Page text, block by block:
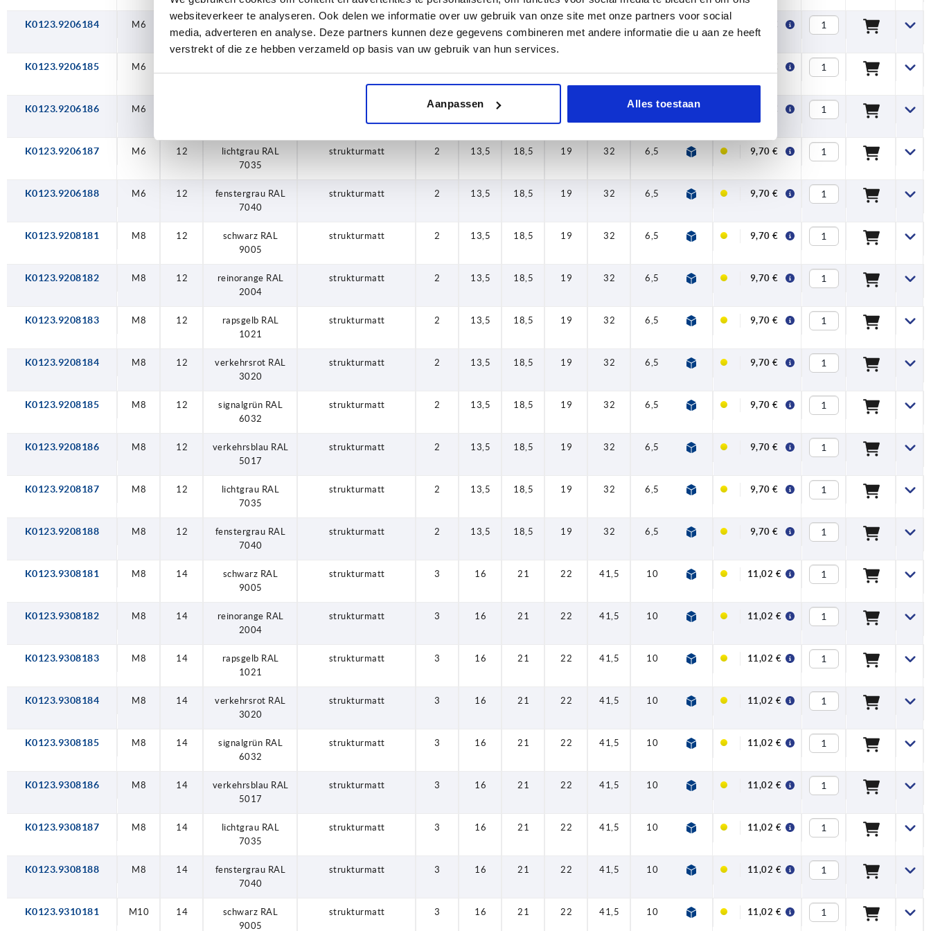
websiteverkeer te analyseren. Ook delen we informatie over uw gebruik van onze site met onze partners voor social
media, adverteren en analyse. Deze partners kunnen deze gegevens combineren met andere informatie die u aan ze heeft
verstrekt of die ze hebben verzameld op basis van uw gebruik van hun services.
Aanpassen Alles toestaan
K0123.9206184 M6
verkehrsrot RAL
3020
13,5 45,5 65 74,5 9,5
9,70 €
K0123.9206185 M6 45,5 65 74,5 9,5
9,70 €
K0123.9206186 M6 2 13,5 6,5 17,5 45,5 65 74,5 9,5
9,70 €
K0123.9206187 M6 12
lichtgrau RAL
7035
strukturmatt 2 13,5 18,5 19 32 6,5 17,5 45,5 65 74,5 9,5
9,70 €
K0123.9206188 M6 12
fenstergrau RAL
7040
strukturmatt 2 13,5 18,5 19 32 6,5 17,5 45,5 65 74,5 9,5
9,70 €
K0123.9208181 M8 12
schwarz RAL
9005
strukturmatt 2 13,5 18,5 19 32 6,5 17,5 45,5 65 74,5 9,5
9,70 €
K0123.9208182 M8 12
reinorange RAL
2004
strukturmatt 2 13,5 18,5 19 32 6,5 17,5 45,5 65 74,5 9,5
9,70 €
K0123.9208183 M8 12
rapsgelb RAL
1021
strukturmatt 2 13,5 18,5 19 32 6,5 17,5 45,5 65 74,5 9,5
9,70 €
K0123.9208184 M8 12
verkehrsrot RAL
3020
strukturmatt 2 13,5 18,5 19 32 6,5 17,5 45,5 65 74,5 9,5
9,70 €
K0123.9208185 M8 12
signalgrün RAL
6032
strukturmatt 2 13,5 18,5 19 32 6,5 17,5 45,5 65 74,5 9,5
9,70 €
K0123.9208186 M8 12
verkehrsblau RAL
5017
strukturmatt 2 13,5 18,5 19 32 6,5 17,5 45,5 65 74,5 9,5
9,70 €
K0123.9208187 M8 12
lichtgrau RAL
7035
strukturmatt 2 13,5 18,5 19 32 6,5 17,5 45,5 65 74,5 9,5
9,70 €
K0123.9208188 M8 12
fenstergrau RAL
7040
strukturmatt 2 13,5 18,5 19 32 6,5 17,5 45,5 65 74,5 9,5
9,70 €
K0123.9308181 M8 14
schwarz RAL
9005
strukturmatt 3 16 21 22 41,5 10 24 58,5 80 91 11
11,02 €
K0123.9308182 M8 14
reinorange RAL
2004
strukturmatt 3 16 21 22 41,5 10 24 58,5 80 91 11
11,02 €
K0123.9308183 M8 14
rapsgelb RAL
1021
strukturmatt 3 16 21 22 41,5 10 24 58,5 80 91 11
11,02 €
K0123.9308184 M8 14
verkehrsrot RAL
3020
strukturmatt 3 16 21 22 41,5 10 24 58,5 80 91 11
11,02 €
K0123.9308185 M8 14
signalgrün RAL
6032
strukturmatt 3 16 21 22 41,5 10 24 58,5 80 91 11
11,02 €
K0123.9308186 M8 14
verkehrsblau RAL
5017
strukturmatt 3 16 21 22 41,5 10 24 58,5 80 91 11
11,02 €
K0123.9308187 M8 14
lichtgrau RAL
7035
strukturmatt 3 16 21 22 41,5 10 24 58,5 80 91 11
11,02 €
K0123.9308188 M8 14
fenstergrau RAL
7040
strukturmatt 3 16 21 22 41,5 10 24 58,5 80 91 11
11,02 €
K0123.9310181 M10 14
schwarz RAL
9005
strukturmatt 3 16 21 22 41,5 10 24 58,5 80 91 11
11,02 €